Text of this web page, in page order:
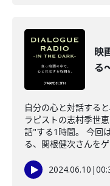
映
る
自分の心と対話する
ラピストの志村季世
話"する1時間。 今回
る、関根健次さんを
2024.06.10 |